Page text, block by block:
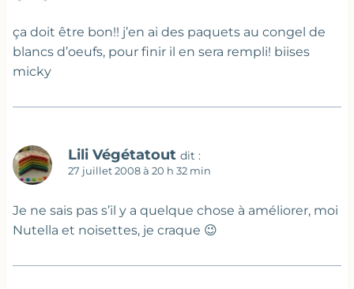
ça doit être bon!! j’en ai des paquets au congel de
blancs d’oeufs, pour finir il en sera rempli! biises
micky
Lili Végétatout dit :
27 juillet 2008 à 20 h 32 min
Je ne sais pas s’il y a quelque chose à améliorer, moi
Nutella et noisettes, je craque 😉